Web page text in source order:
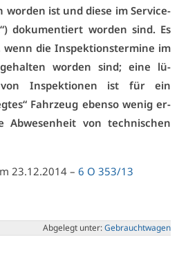
wor­den ist und die­se im Ser­vice­
do­ku­men­tiert wor­den sind. Es
wenn die In­spek­ti­ons­ter­mi­ne im
wor­den sind; ei­ne lü­
In­spek­tio­nen ist für ein
Fahr­zeug eben­so we­nig er­
Ab­we­sen­heit von tech­ni­schen
23.12.2014 – 6 O 353/13
Ab­ge­legt un­ter:Ge­braucht­wa­gen